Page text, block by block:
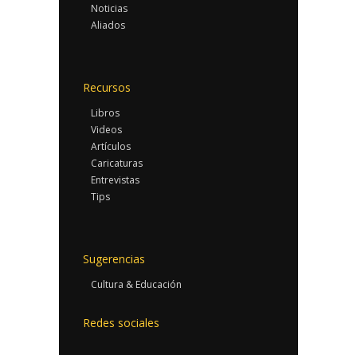
Noticias
Aliados
Recursos
Libros
Videos
Artículos
Caricaturas
Entrevistas
Tips
Sugerencias
Cultura & Educación
Redes sociales